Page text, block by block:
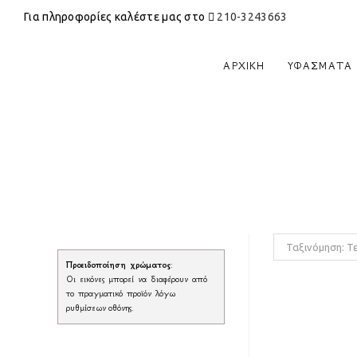
Για πληροφορίες καλέστε μας στο 210-3243663
ΑΡΧΙΚΉ ΥΦΆΣΜΑΤΑ
Ταξινόμηση:
Προειδοποίηση χρώματος:
Οι εικόνες μπορεί να διαφέρουν από
το πραγματικό προϊόν λόγω
ρυθμίσεων οθόνης.